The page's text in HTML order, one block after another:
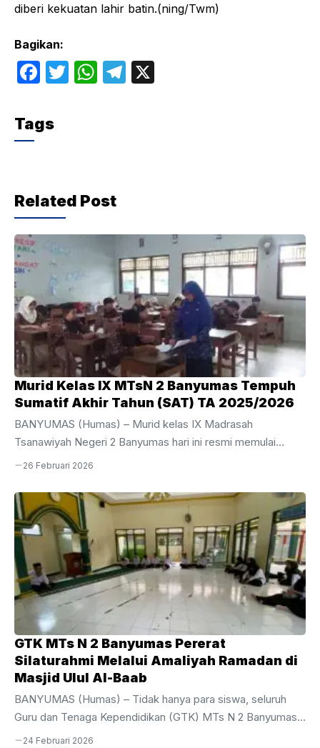
diberi kekuatan lahir batin.(ning/Twm)
Bagikan:
F
c
e
o
k
T
W
p
T
Tags
Related Post
Murid Kelas IX MTsN 2 Banyumas Tempuh
Sumatif Akhir Tahun (SAT) TA 2025/2026
BANYUMAS (Humas) – Murid kelas IX Madrasah
Tsanawiyah Negeri 2 Banyumas hari ini resmi memulai
perjuangan mereka dalam pelaksanaan Sumatif Akhir Tahun
siswa tingkat akhir ini dijadwalkan berlangsung selama
sepekan, mulai dari Kamis, 26 Februari hingga Jumat, 6
Maret 2026.Pelaksanaan SAT kali ini dipusatkan di area
gedung depan MTsN 2 Banyumas dengan menggunakan 10
ruang kelas yang telah disiapkan secara maksimal untuk
menjamin kenyamanan dan ketenangan siswa selama
mengerjakan soal. Bertindak sebagai ...
26 Februari 2026
GTK MTs N 2 Banyumas Pererat
Silaturahmi Melalui Amaliyah Ramadan di
Masjid Ulul Al-Baab
BANYUMAS (Humas) – Tidak hanya para siswa, seluruh
Guru dan Tenaga Kependidikan (GTK) MTs N 2 Banyumas
juga turut aktif menyemarakkan bulan suci melalui rangkaian
24 Februari 2026